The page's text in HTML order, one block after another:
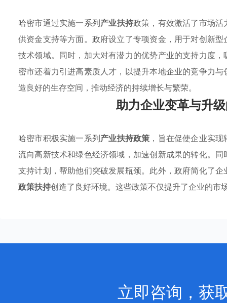
哈密市通过实施一系列产业扶持政策，有效激活了市场
供资金支持等方面。政府设立了专项资金，用于对创新
技术领域。同时，加大对有潜力的优势产业的支持力度
密市还着力引进高素质人才，以提升本地企业的竞争力
造良好的生存空间，推动经济的持续增长与繁荣。
助力企业变革与升
哈密市积极实施一系列产业扶持政策 ，旨在促使企业实
流向高新技术和绿色经济领域，加速创新成果的转化。
支持计划，帮助他们突破发展瓶颈。此外，政府简化了
政策扶持创造了良好环境。这些政策不仅提升了企业的市
立即咨询，获